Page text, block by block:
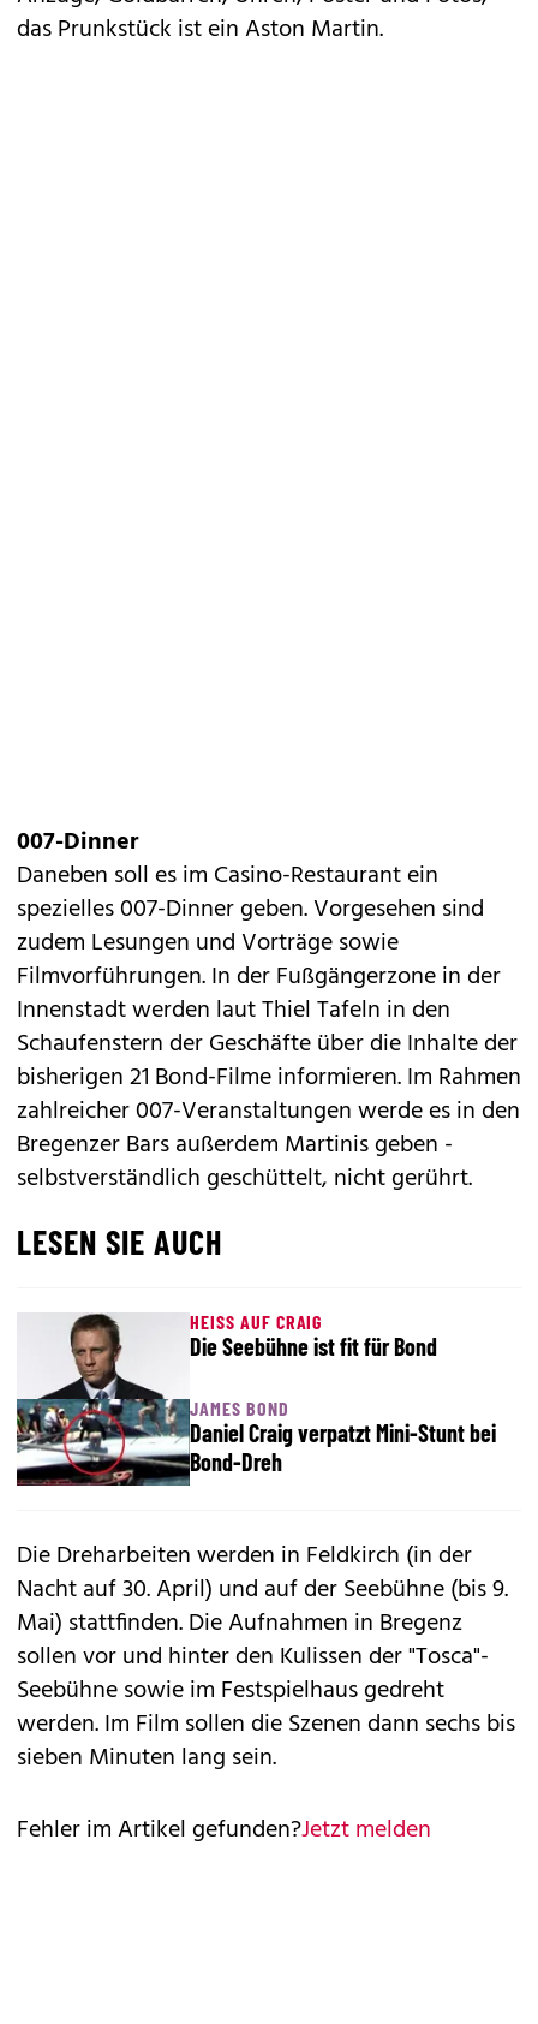
das Prunkstück ist ein Aston Martin.
007-Dinner
Daneben soll es im Casino-Restaurant ein
spezielles 007-Dinner geben. Vorgesehen sind
zudem Lesungen und Vorträge sowie
Filmvorführungen. In der Fußgängerzone in der
Innenstadt werden laut Thiel Tafeln in den
Schaufenstern der Geschäfte über die Inhalte der
bisherigen 21 Bond-Filme informieren. Im Rahmen
zahlreicher 007-Veranstaltungen werde es in den
Bregenzer Bars außerdem Martinis geben -
selbstverständlich geschüttelt, nicht gerührt.
LESEN SIE AUCH
HEISS AUF CRAIG
Die Seebühne ist fit für Bond
JAMES BOND
Daniel Craig verpatzt Mini-Stunt bei
Bond-Dreh
Die Dreharbeiten werden in Feldkirch (in der
Nacht auf 30. April) und auf der Seebühne (bis 9.
Mai) stattfinden. Die Aufnahmen in Bregenz
sollen vor und hinter den Kulissen der "Tosca"-
Seebühne sowie im Festspielhaus gedreht
werden. Im Film sollen die Szenen dann sechs bis
sieben Minuten lang sein.
Fehler im Artikel gefunden?Jetzt melden